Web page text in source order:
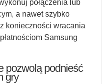
połączenia lub
a nawet szybko
konieczności wracania
Samsung
pozwolą podnieść
gry